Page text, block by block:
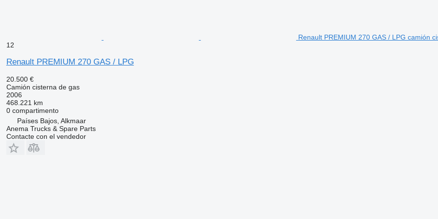
Renault PREMIUM 270 GAS / LPG camión
12
Renault PREMIUM 270 GAS / LPG
20.500 €
Camión cisterna de gas
2006
468.221 km
0 compartimento
Países Bajos, Alkmaar
Anema Trucks & Spare Parts
Contacte con el vendedor